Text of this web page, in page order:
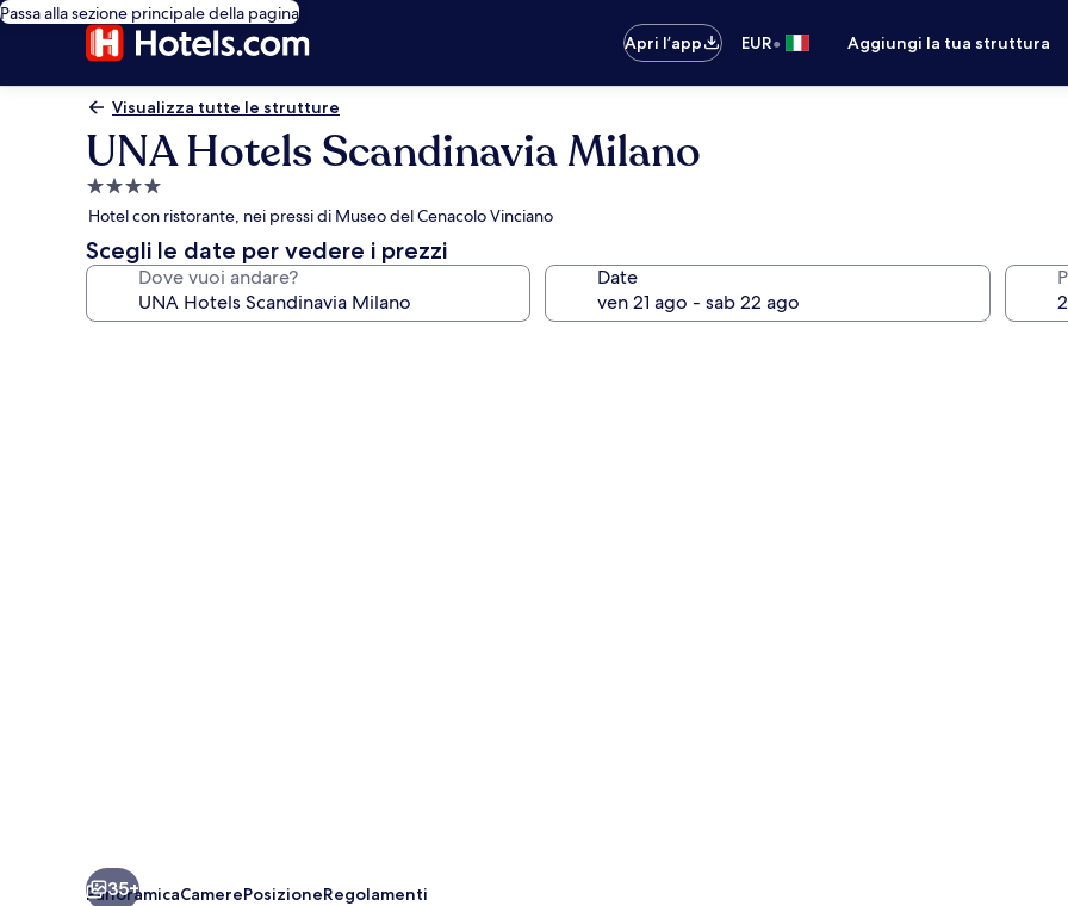
Passa alla sezione principale della pagina
Apri l’app
EUR• Aggiungi la tua struttura
Visualizza tutte le strutture
UNA Hotels Scandinavia Milano
Struttura
a
4.0
stelle
Hotel con ristorante, nei pressi di Museo del Cenacolo Vinciano
Scegli le date per vedere i prezzi
Dove vuoi andare? Date
35+
PanoramicaCamerePosizioneRegolamenti